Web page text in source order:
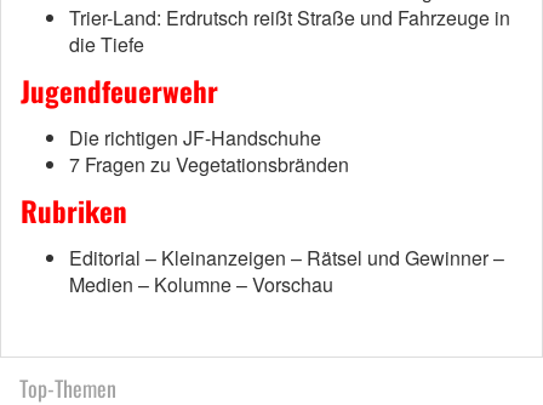
Trier-Land: Erdrutsch reißt Straße und Fahrzeuge in
die Tiefe
Jugendfeuerwehr
Die richtigen JF-Handschuhe
7 Fragen zu Vegetationsbränden
Rubriken
Editorial – Kleinanzeigen – Rätsel und Gewinner –
Medien – Kolumne – Vorschau
Top-Themen